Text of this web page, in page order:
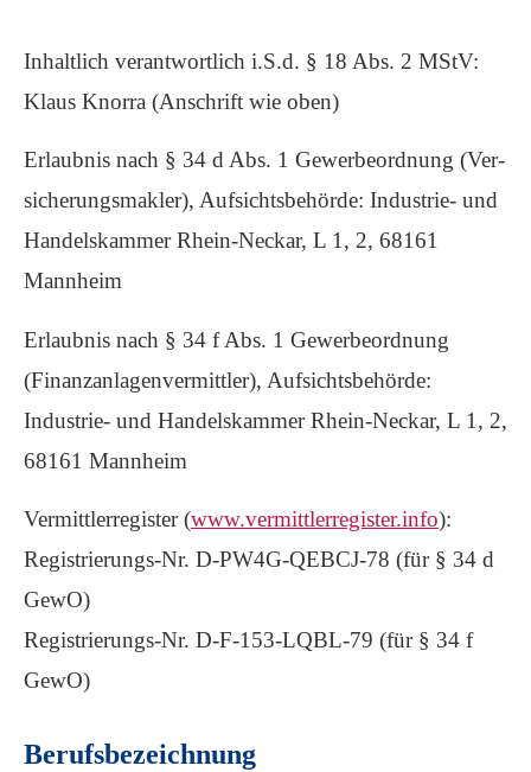
Inhaltlich verantwortlich i.S.d. § 18 Abs. 2 MStV:
Klaus Knorra (Anschrift wie oben)
Erlaubnis nach § 34 d Abs. 1 Gewerbeordnung (Ver­
sicherungs­makler), Aufsichtsbehörde: Industrie- und
Handelskammer Rhein-Neckar, L 1, 2, 68161
Mannheim
Erlaubnis nach § 34 f Abs. 1 Gewerbeordnung
(Finanzanlagenvermittler), Aufsichtsbehörde:
Industrie- und Handelskammer Rhein-Neckar, L 1, 2,
68161 Mannheim
Vermittlerregister (www.vermittlerregister.info):
Registrierungs-Nr. D-PW4G-QEBCJ-78 (für § 34 d
GewO)
Registrierungs-Nr. D-F-153-LQBL-79 (für § 34 f
GewO)
Berufsbezeichnung